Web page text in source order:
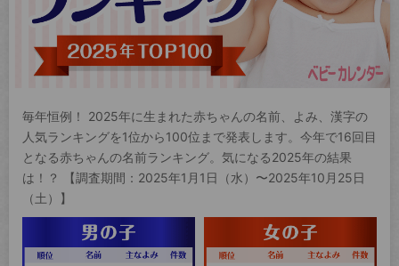
毎年恒例！ 2025年に生まれた赤ちゃんの名前、よみ、漢字の
人気ランキングを1位から100位まで発表します。今年で16回目
となる赤ちゃんの名前ランキング。気になる2025年の結果
は！？ 【調査期間：2025年1月1日（水）〜2025年10月25日
（土）】